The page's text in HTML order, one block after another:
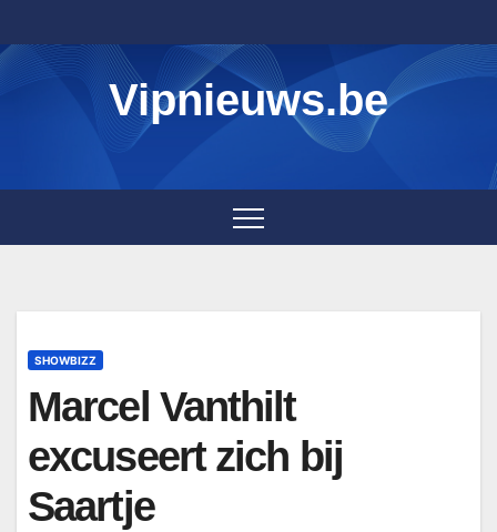
to
content
Vipnieuws.be
SHOWBIZZ
Marcel Vanthilt
excuseert zich bij
Saartje